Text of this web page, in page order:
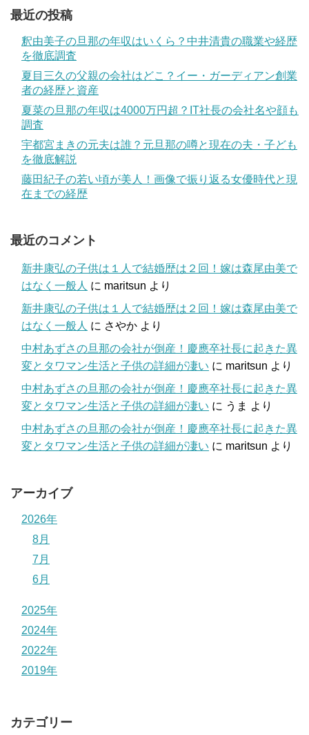
最近の投稿
釈由美子の旦那の年収はいくら？中井清貴の職業や経歴
を徹底調査
夏目三久の父親の会社はどこ？イー・ガーディアン創業
者の経歴と資産
夏菜の旦那の年収は4000万円超？IT社長の会社名や顔も
調査
宇都宮まきの元夫は誰？元旦那の噂と現在の夫・子ども
を徹底解説
藤田紀子の若い頃が美人！画像で振り返る女優時代と現
在までの経歴
最近のコメント
新井康弘の子供は１人で結婚歴は２回！嫁は森尾由美で
はなく一般人 に maritsun より
新井康弘の子供は１人で結婚歴は２回！嫁は森尾由美で
はなく一般人 に さやか より
中村あずさの旦那の会社が倒産！慶應卒社長に起きた異
変とタワマン生活と子供の詳細が凄い に maritsun より
中村あずさの旦那の会社が倒産！慶應卒社長に起きた異
変とタワマン生活と子供の詳細が凄い に うま より
中村あずさの旦那の会社が倒産！慶應卒社長に起きた異
変とタワマン生活と子供の詳細が凄い に maritsun より
アーカイブ
2026年
8月
7月
6月
2025年
2024年
2022年
2019年
カテゴリー